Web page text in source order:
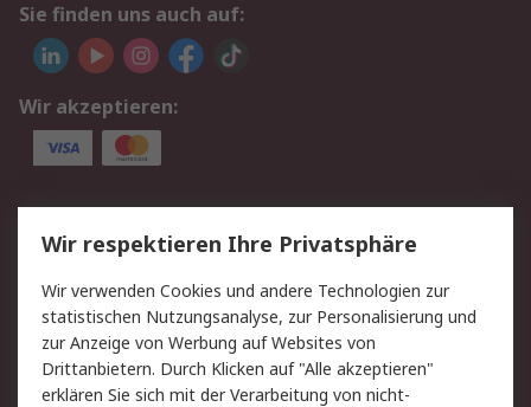
Sie finden uns auch auf:
Wir akzeptieren:
Service
Value Added Services
Lieferlösungen
Rücksendung/Entsorgung Kontakt
Hilfe
Rechtliches
Wir respektieren Ihre Privatsphäre
Wir verwenden Cookies und andere Technologien zur
statistischen Nutzungsanalyse, zur Personalisierung und
zur Anzeige von Werbung auf Websites von
Drittanbietern. Durch Klicken auf "Alle akzeptieren"
erklären Sie sich mit der Verarbeitung von nicht-